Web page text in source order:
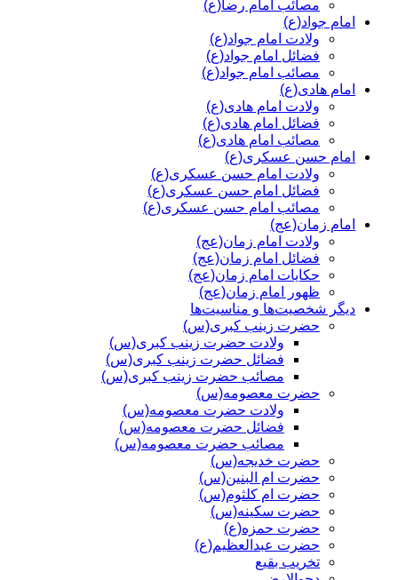
مصائب امام رضا(ع)
امام جواد(ع)
ولادت امام جواد(ع)
فضائل امام جواد(ع)
مصائب امام جواد(ع)
امام هادی(ع)
ولادت امام هادی(ع)
فضائل امام هادی(ع)
مصائب امام هادی(ع)
امام حسن عسکری(ع)
ولادت امام حسن عسکری(ع)
فضائل امام حسن عسکری(ع)
مصائب امام حسن عسکری(ع)
امام زمان(عج)
ولادت امام زمان(عج)
فضائل امام زمان(عج)
حکایات امام زمان(عج)
ظهور امام زمان(عج)
دیگر شخصیت‌ها و مناسیت‌ها
حضرت زینب کبری(س)
ولادت حضرت زینب کبری(س)
فضائل حضرت زینب کبری(س)
مصائب حضرت زینب کبری(س)
حضرت معصومه(س)
ولادت حضرت معصومه(س)
فضائل حضرت معصومه(س)
مصائب حضرت معصومه(س)
حضرت خدیجه(س)
حضرت ام البنین(س)
حضرت ام کلثوم(س)
حضرت سکینه(س)
حضرت حمزه(ع)
حضرت عبدالعظیم(ع)
تخریب بقیع